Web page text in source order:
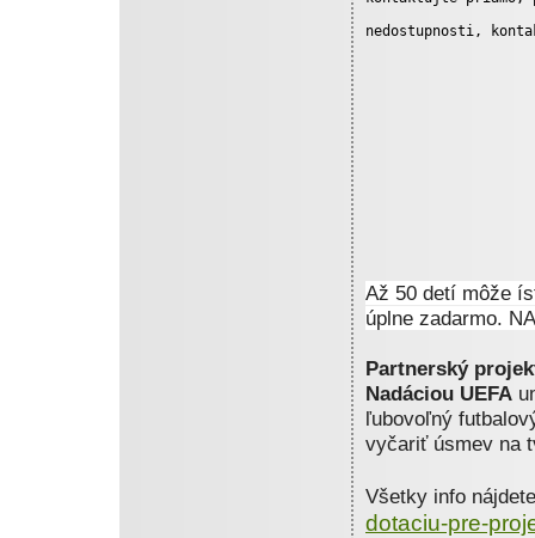
nedostupnosti,
Až 50 detí môže
úplne zadarmo.
Partnerský
Nadáciou UEFA
ľubovoľný
vyčariť úsmev na
Všetky info
dotaciu-pre-